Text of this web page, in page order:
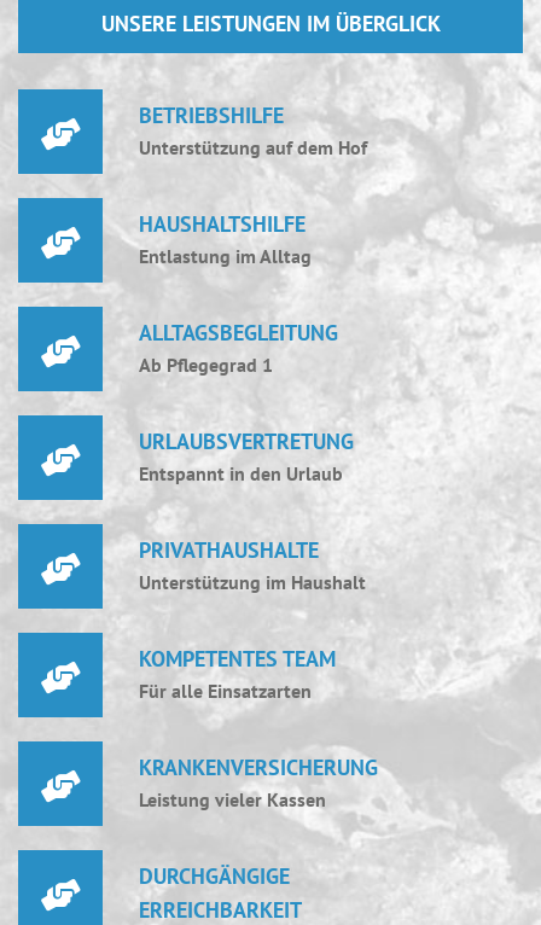
UNSERE LEISTUNGEN IM ÜBERGLICK
BETRIEBSHILFE
Unterstützung auf dem Hof
HAUSHALTSHILFE
Entlastung im Alltag
ALLTAGSBEGLEITUNG
Ab Pflegegrad 1
URLAUBSVERTRETUNG
Entspannt in den Urlaub
PRIVATHAUSHALTE
Unterstützung im Haushalt
KOMPETENTES TEAM
Für alle Einsatzarten
KRANKENVERSICHERUNG
Leistung vieler Kassen
DURCHGÄNGIGE
ERREICHBARKEIT